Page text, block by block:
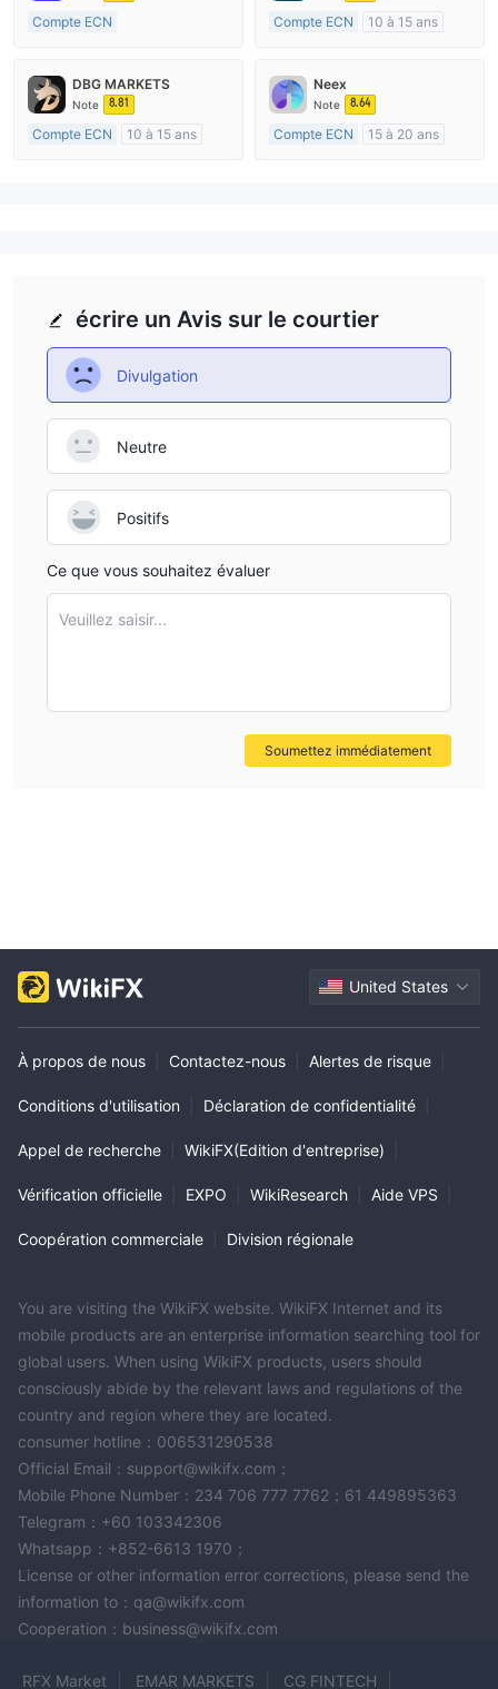
Compte ECN
Market Making (MM)
Etiquette principale MT4
Compte ECN
10 à 15 ans
Market Making (MM)
Etiquette principale MT4
DBG MARKETS
Note 8.81
Compte ECN
10 à 15 ans
Neex
Note 8.64
Compte ECN
15 à 20 ans
écrire un Avis sur le courtier
Divulgation
Neutre
Positifs
Ce que vous souhaitez évaluer
Veuillez saisir...
Soumettez immédiatement
United States
À propos de nous Contactez-nous Alertes de risque
Conditions d'utilisation Déclaration de confidentialité
Appel de recherche WikiFX(Edition d'entreprise)
Vérification officielle EXPO WikiResearch Aide VPS
Coopération commerciale Division régionale
You are visiting the WikiFX website. WikiFX Internet and its
mobile products are an enterprise information searching tool for
global users. When using WikiFX products, users should
consciously abide by the relevant laws and regulations of the
country and region where they are located.
consumer hotline：006531290538
Official Email：support@wikifx.com；
Mobile Phone Number：234 706 777 7762；61 449895363
Telegram：+60 103342306
Whatsapp：+852-6613 1970；
License or other information error corrections, please send the
information to：qa@wikifx.com
Cooperation：business@wikifx.com
RFX Market EMAR MARKETS CG FINTECH